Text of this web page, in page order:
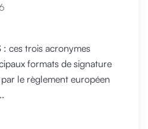
: ces trois acronymes
formats de signature
le règlement européen